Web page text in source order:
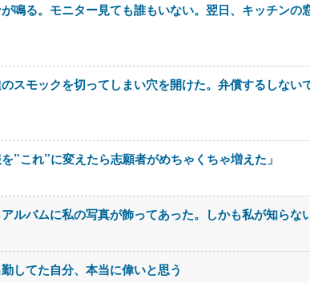
鳴る。モニター見ても誰もいない。翌日、キッチン
スモックを切ってしまい穴を開けた。弁償するしな
”これ”に変えたら志願者がめちゃくちゃ増えた」
ルバムに私の写真が飾ってあった。しかも私が知らな
してた自分、本当に偉いと思う